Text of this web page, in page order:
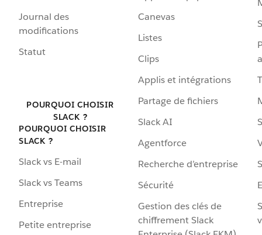
Journal des
modifications
Statut
POURQUOI CHOISIR
SLACK ?
POURQUOI CHOISIR
SLACK ?
Slack vs E-mail
Slack vs Teams
Entreprise
Petite entreprise
Canevas
Listes
Clips
Applis et intégrations
Partage de fichiers
Slack AI
Agentforce
Recherche d’entreprise
Sécurité
Gestion des clés de
chiffrement Slack